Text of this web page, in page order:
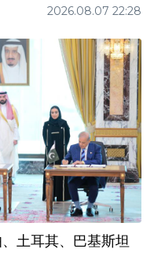
2026.08.07 22:28
土耳其、巴基斯坦